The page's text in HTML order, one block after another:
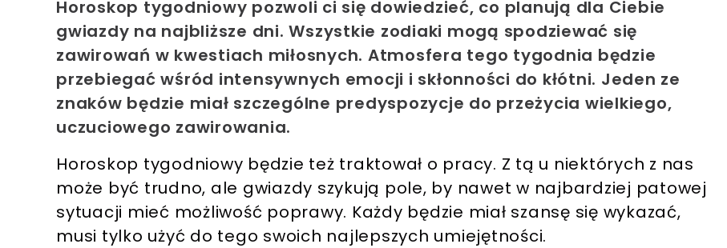
Horoskop tygodniowy pozwoli ci się dowiedzieć, co planują dla Ciebie
gwiazdy na najbliższe dni. Wszystkie zodiaki mogą spodziewać się
zawirowań w kwestiach miłosnych. Atmosfera tego tygodnia będzie
przebiegać wśród intensywnych emocji i skłonności do kłótni. Jeden ze
znaków będzie miał szczególne predyspozycje do przeżycia wielkiego,
uczuciowego zawirowania.
Horoskop tygodniowy będzie też traktował o pracy. Z tą u niektórych z nas
może być trudno, ale gwiazdy szykują pole, by nawet w najbardziej patowej
sytuacji mieć możliwość poprawy. Każdy będzie miał szansę się wykazać,
musi tylko użyć do tego swoich najlepszych umiejętności.